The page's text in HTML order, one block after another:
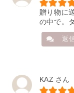
遅
ま
お
ご
美
で
贈り物に
の中で。
返
KAZ